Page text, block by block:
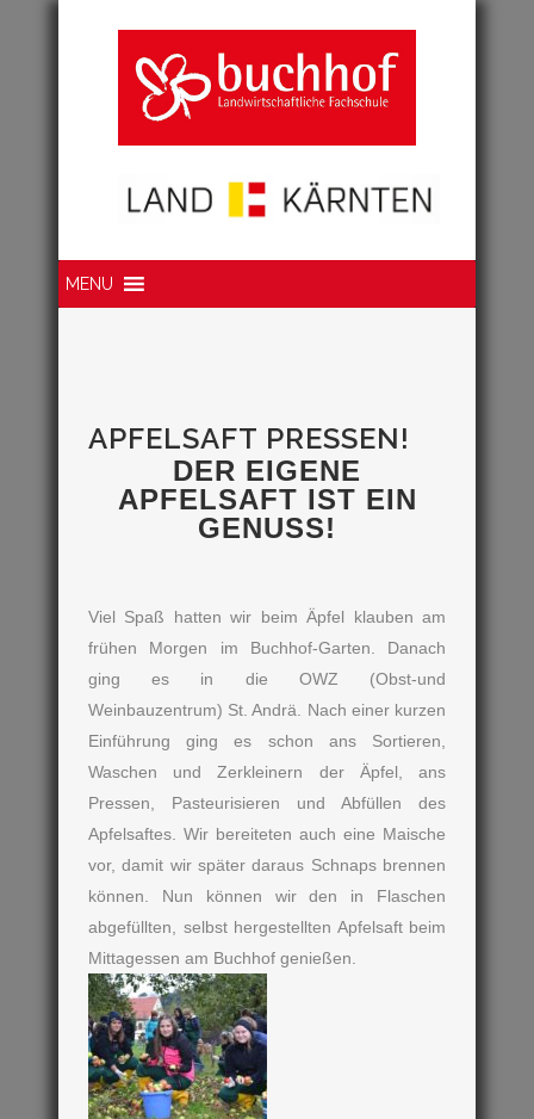
MENU
APFELSAFT PRESSEN!
DER EIGENE
APFELSAFT IST EIN
GENUSS!
Viel Spaß hatten wir beim Äpfel klauben am
frühen Morgen im Buchhof-Garten. Danach
ging es in die OWZ (Obst-und
Weinbauzentrum) St. Andrä. Nach einer kurzen
Einführung ging es schon ans Sortieren,
Waschen und Zerkleinern der Äpfel, ans
Pressen, Pasteurisieren und Abfüllen des
Apfelsaftes. Wir bereiteten auch eine Maische
vor, damit wir später daraus Schnaps brennen
können. Nun können wir den in Flaschen
abgefüllten, selbst hergestellten Apfelsaft beim
Mittagessen am Buchhof genießen.